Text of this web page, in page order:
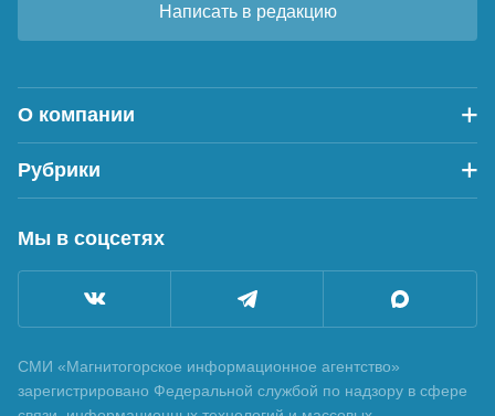
Написать в редакцию
О компании
Рубрики
Мы в соцсетях
СМИ «Магнитогорское информационное агентство»
зарегистрировано Федеральной службой по надзору в сфере